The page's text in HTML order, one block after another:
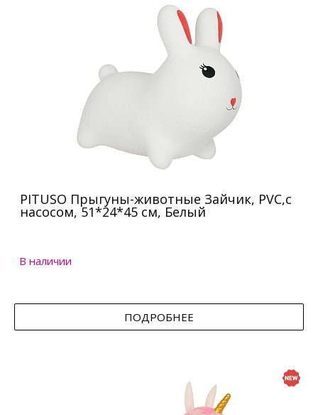
PITUSO Прыгуны-животные Зайчик, PVC,с
насосом, 51*24*45 см, Белый
В наличии
ПОДРОБНЕЕ